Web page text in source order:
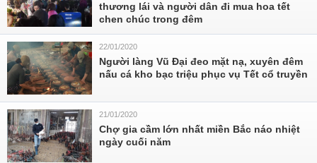
thương lái và người dân đi mua hoa tết
chen chúc trong đêm
22/01/2020
Người làng Vũ Đại đeo mặt nạ, xuyên đêm
nấu cá kho bạc triệu phục vụ Tết cổ truyền
21/01/2020
Chợ gia cầm lớn nhất miền Bắc náo nhiệt
ngày cuối năm